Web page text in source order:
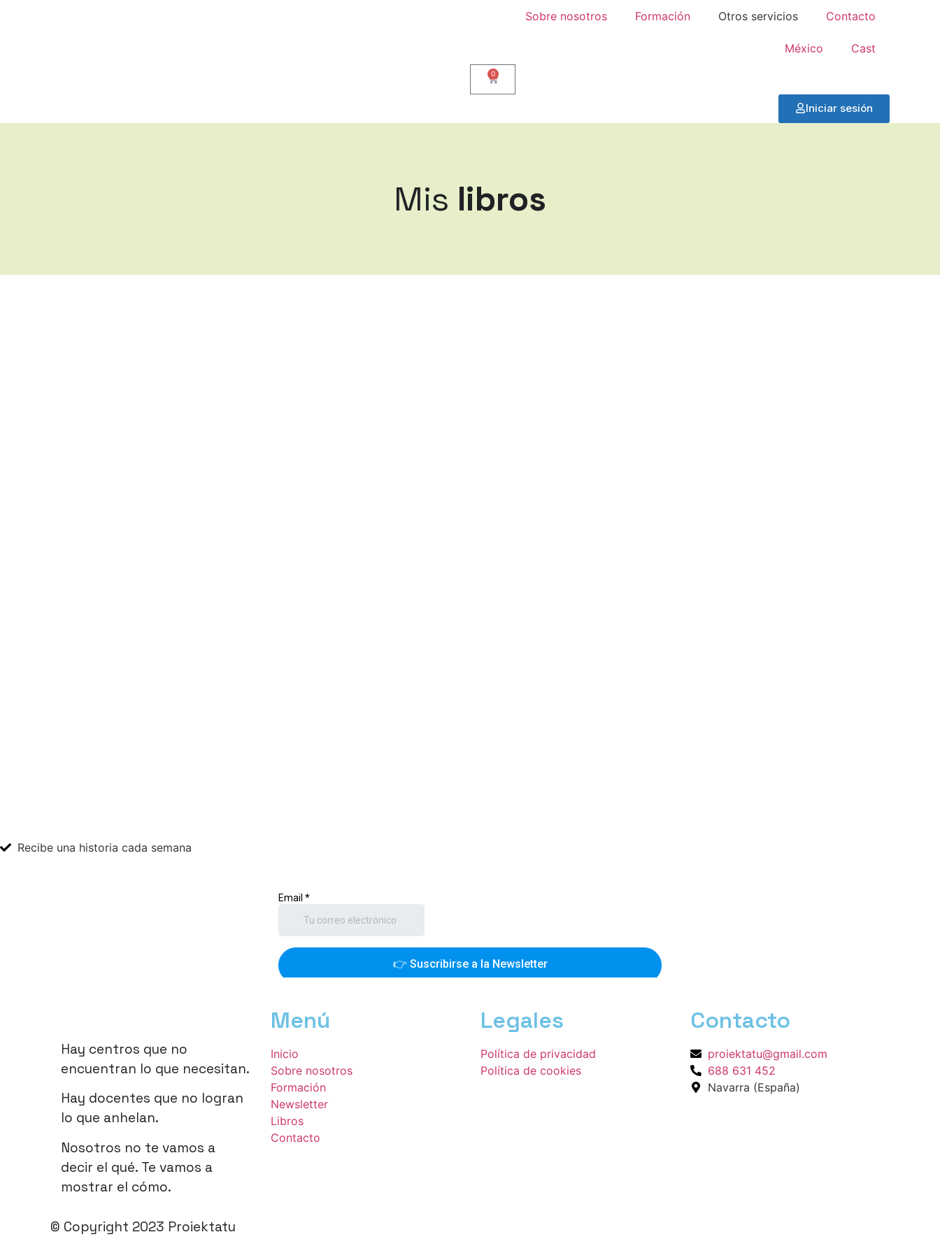
Sobre nosotros Formación Otros servicios Contacto
México Cast
0
Iniciar sesión
Mis libros
Recibe una historia cada semana
Hay centros que no
encuentran lo que necesitan.
Hay docentes que no logran
lo que anhelan.
Nosotros no te vamos a
decir el qué. Te vamos a
mostrar el cómo.
Menú
Inicio
Sobre nosotros
Formación
Newsletter
Libros
Contacto
Legales
Política de privacidad
Política de cookies
Contacto
proiektatu@gmail.com
688 631 452
Navarra (España)
© Copyright 2023 Proiektatu